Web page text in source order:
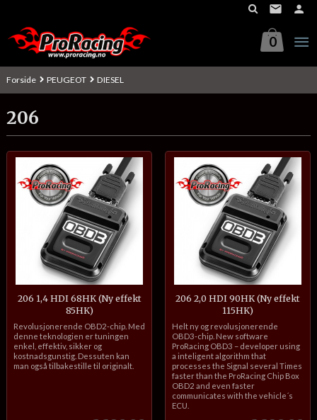
innholdet
0
Forside PEUGEOT DIESEL
206
206 1,4 HDI 68HK (Ny effekt
85HK)
inkl.
mva.
Revolusjonerende OBD2-chip. Med
denne teknologien er tuningen
enkel, effektiv, sikker og
kostnadsgunstig. Dessuten kan
man også tilbakestille til originalt.
206 2,0 HDI 90HK (Ny effekt
115HK)
inkl.
mva.
Helt ny og revolusjonerende
OBD3-chip. New software
ProRacing OBD3 – developer using
a inteligent algorithm that
processes the Signal several Times
faster than the ProRacing Chip Box
OBD2 and even faster
communicates with the vehicle´s
ECU.